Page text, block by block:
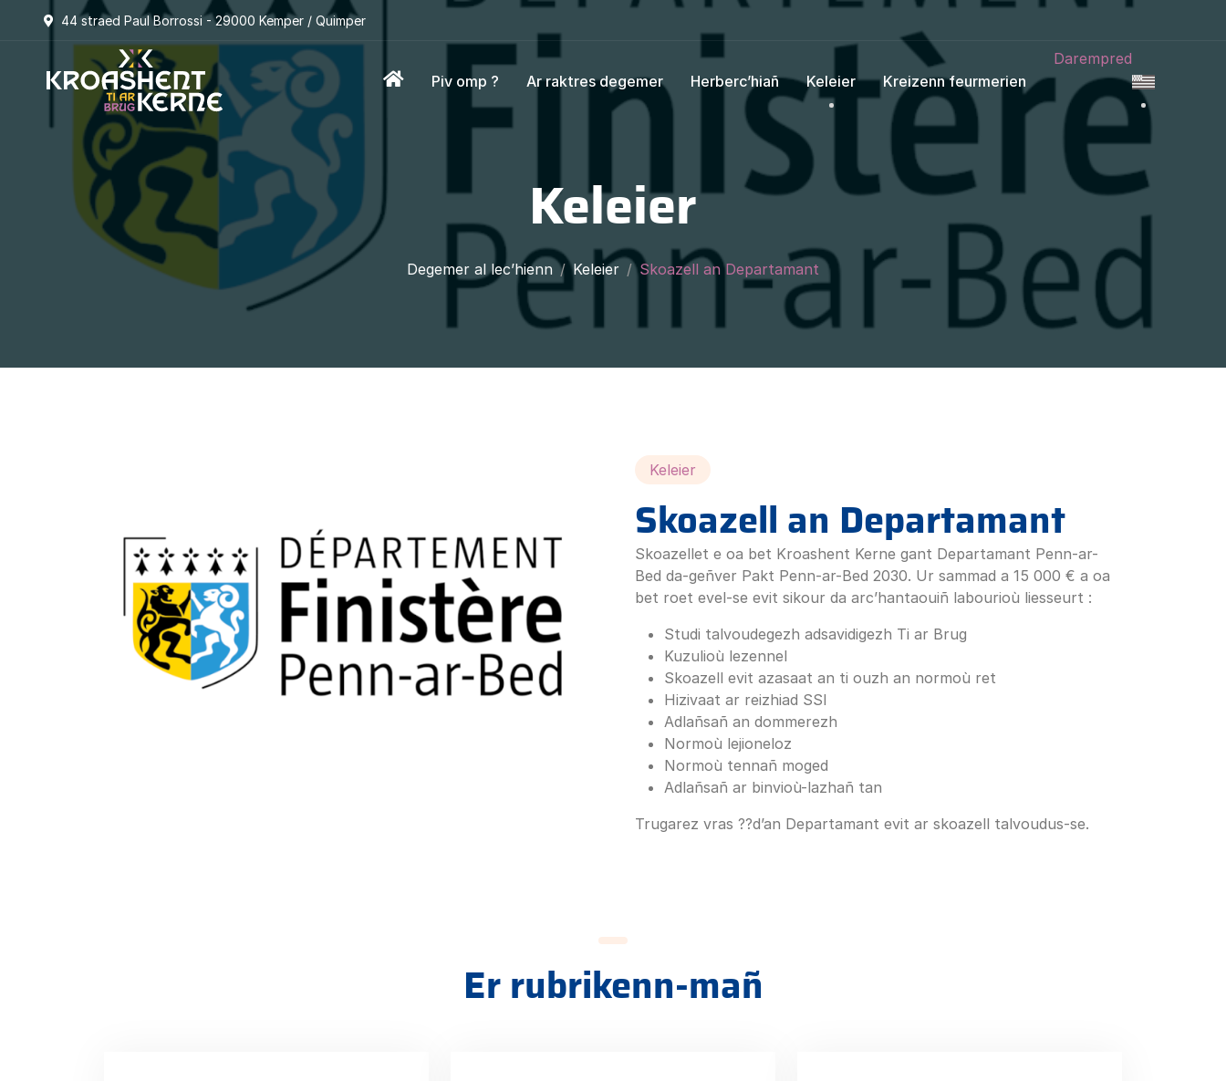
44 straed Paul Borrossi - 29000 Kemper / Quimper
Piv omp ? Ar raktres degemer Herberc’hiañ Keleier Kreizenn feurmerien
Darempred
Keleier
Degemer al lec’hienn Keleier Skoazell an Departamant
Keleier
Skoazell an Departamant
Skoazellet e oa bet Kroashent Kerne gant Departamant Penn-ar-
Bed da-geñver Pakt Penn-ar-Bed 2030. Ur sammad a 15 000 € a oa
bet roet evel-se evit sikour da arc’hantaouiñ labourioù liesseurt :
Studi talvoudegezh adsavidigezh Ti ar Brug
Kuzulioù lezennel
Skoazell evit azasaat an ti ouzh an normoù ret
Hizivaat ar reizhiad SSI
Adlañsañ an dommerezh
Normoù lejioneloz
Normoù tennañ moged
Adlañsañ ar binvioù-lazhañ tan
Trugarez vras ??d’an Departamant evit ar skoazell talvoudus-se.
Er rubrikenn-mañ